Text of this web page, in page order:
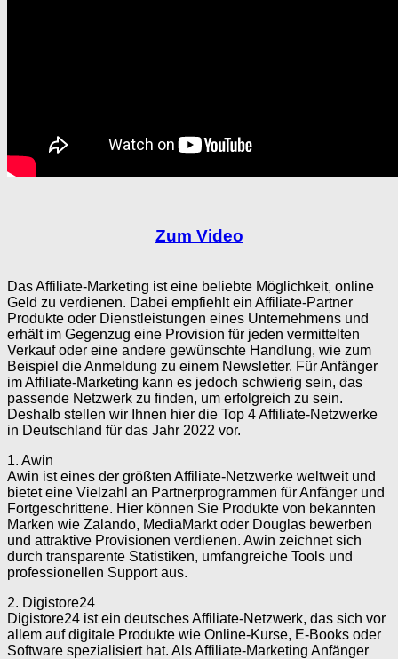
Zum Video
Das Affiliate-Marketing ist eine beliebte Möglichkeit, online
Geld zu verdienen. Dabei empfiehlt ein Affiliate-Partner
Produkte oder Dienstleistungen eines Unternehmens und
erhält im Gegenzug eine Provision für jeden vermittelten
Verkauf oder eine andere gewünschte Handlung, wie zum
Beispiel die Anmeldung zu einem Newsletter. Für Anfänger
im Affiliate-Marketing kann es jedoch schwierig sein, das
passende Netzwerk zu finden, um erfolgreich zu sein.
Deshalb stellen wir Ihnen hier die Top 4 Affiliate-Netzwerke
in Deutschland für das Jahr 2022 vor.
1. Awin
Awin ist eines der größten Affiliate-Netzwerke weltweit und
bietet eine Vielzahl an Partnerprogrammen für Anfänger und
Fortgeschrittene. Hier können Sie Produkte von bekannten
Marken wie Zalando, MediaMarkt oder Douglas bewerben
und attraktive Provisionen verdienen. Awin zeichnet sich
durch transparente Statistiken, umfangreiche Tools und
professionellen Support aus.
2. Digistore24
Digistore24 ist ein deutsches Affiliate-Netzwerk, das sich vor
allem auf digitale Produkte wie Online-Kurse, E-Books oder
Software spezialisiert hat. Als Affiliate-Marketing Anfänger